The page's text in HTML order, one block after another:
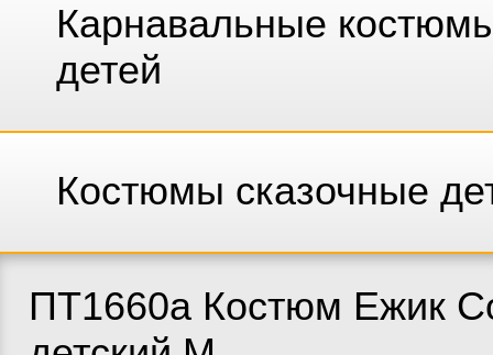
Карнавальные
детей
Костюмы сказочные
ПТ1660а Костюм Ежик